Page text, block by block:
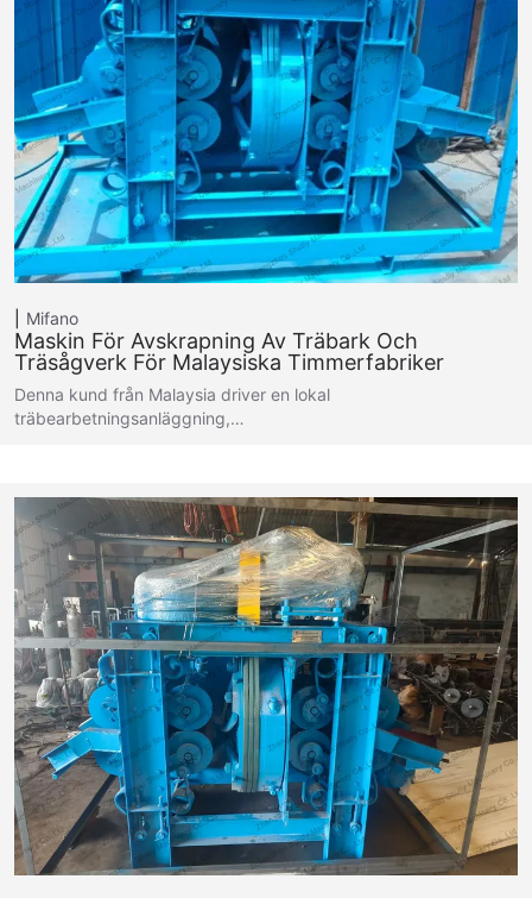
Mifano
Maskin För Avskrapning Av Träbark Och
Träsågverk För Malaysiska Timmerfabriker
Denna kund från Malaysia driver en lokal
träbearbetningsanläggning,…